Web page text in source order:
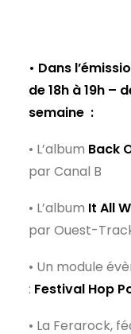
• Dans
de 18h à 19h –
semaine :
• L’album Back
par Canal B
• L’album It All
par Ouest-
• Un module
: Festival Hop
• La Ferarock,